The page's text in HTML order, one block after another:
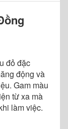
đỏ đặc
động và
Gam màu
từ xa mà
làm việc.